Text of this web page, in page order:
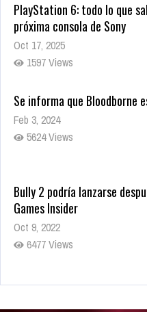
PlayStation 6: todo lo que
próxima consola de Sony
Oct 17, 2025
1597 Views
Se informa que Bloodborne
Feb 3, 2024
5624 Views
Bully 2 podría lanzarse
Games Insider
Oct 9, 2022
6477 Views
Rumor: Se filtran los